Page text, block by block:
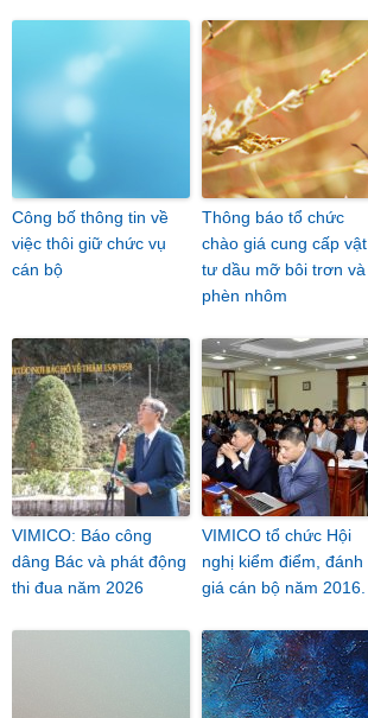
Công bố thông tin về
việc thôi giữ chức vụ
cán bộ
Thông báo tổ chức
chào giá cung cấp vật
tư dầu mỡ bôi trơn và
phèn nhôm
VIMICO: Báo công
dâng Bác và phát động
thi đua năm 2026
VIMICO tổ chức Hội
nghị kiểm điểm, đánh
giá cán bộ năm 2016.